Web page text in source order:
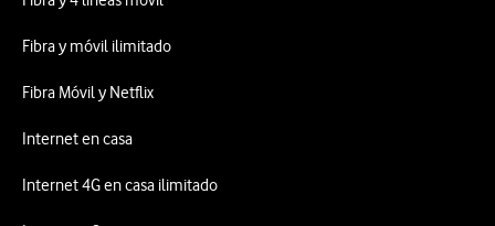
Fibra y móvil ilimitado
Fibra Móvil y Netflix
Internet en casa
Internet 4G en casa ilimitado